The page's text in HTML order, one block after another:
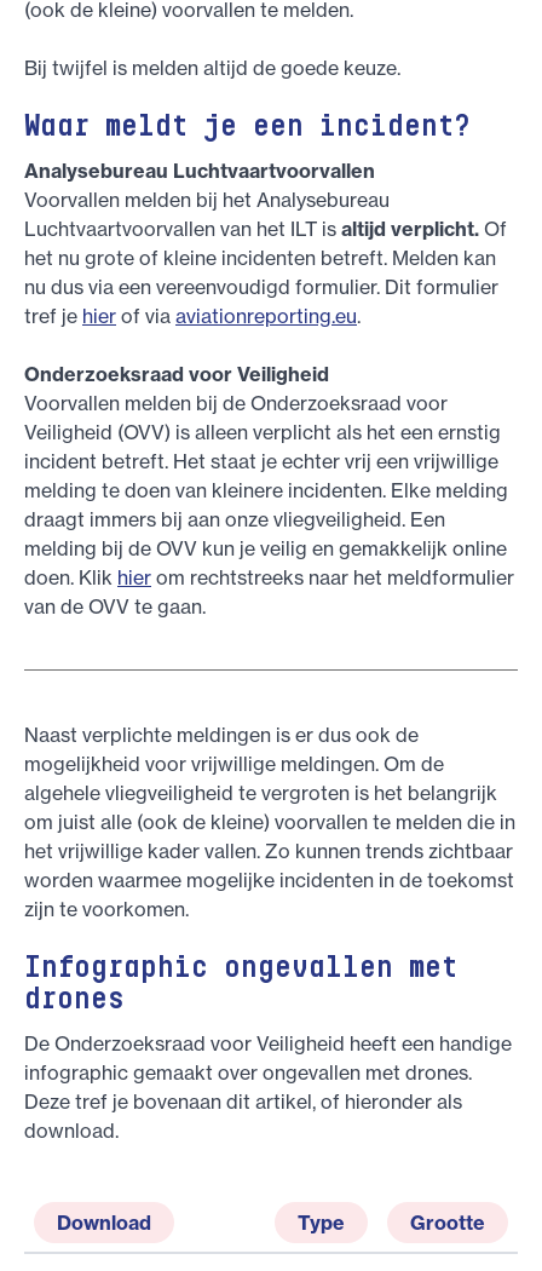
(ook de kleine) voorvallen te melden.
Bij twijfel is melden altijd de goede keuze.
Waar meldt je een incident?
Analysebureau Luchtvaartvoorvallen
Voorvallen melden bij het Analysebureau
Luchtvaartvoorvallen van het ILT is altijd verplicht. Of
het nu grote of kleine incidenten betreft. Melden kan
nu dus via een vereenvoudigd formulier. Dit formulier
tref je hier of via aviationreporting.eu.
Onderzoeksraad voor Veiligheid
Voorvallen melden bij de Onderzoeksraad voor
Veiligheid (OVV) is alleen verplicht als het een ernstig
incident betreft. Het staat je echter vrij een vrijwillige
melding te doen van kleinere incidenten. Elke melding
draagt immers bij aan onze vliegveiligheid. Een
melding bij de OVV kun je veilig en gemakkelijk online
doen. Klik hier om rechtstreeks naar het meldformulier
van de OVV te gaan.
Naast verplichte meldingen is er dus ook de
mogelijkheid voor vrijwillige meldingen. Om de
algehele vliegveiligheid te vergroten is het belangrijk
om juist alle (ook de kleine) voorvallen te melden die in
het vrijwillige kader vallen. Zo kunnen trends zichtbaar
worden waarmee mogelijke incidenten in de toekomst
zijn te voorkomen.
Infographic ongevallen met
drones
De Onderzoeksraad voor Veiligheid heeft een handige
infographic gemaakt over ongevallen met drones.
Deze tref je bovenaan dit artikel, of hieronder als
download.
Download Type Grootte